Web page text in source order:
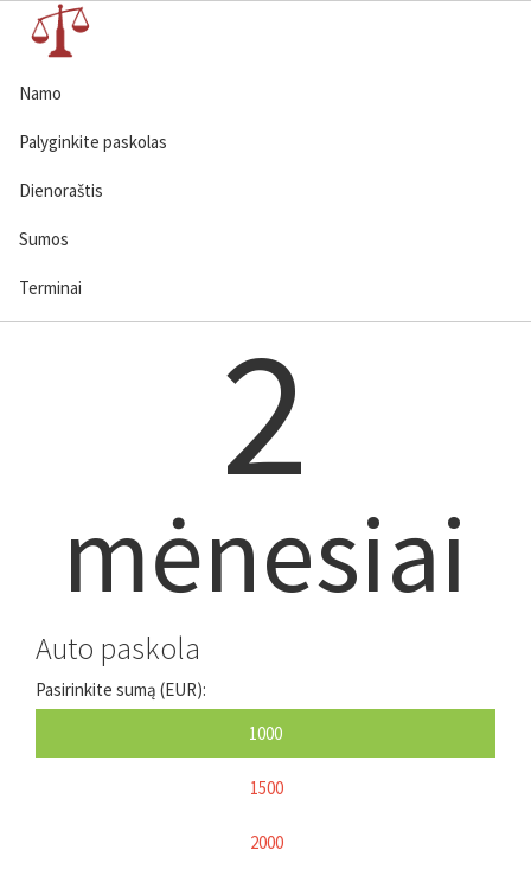
Namo
Palyginkite paskolas
Dienoraštis
Sumos
Terminai
2
mėnesiai
Auto paskola
Pasirinkite sumą (EUR):
1000
1500
2000